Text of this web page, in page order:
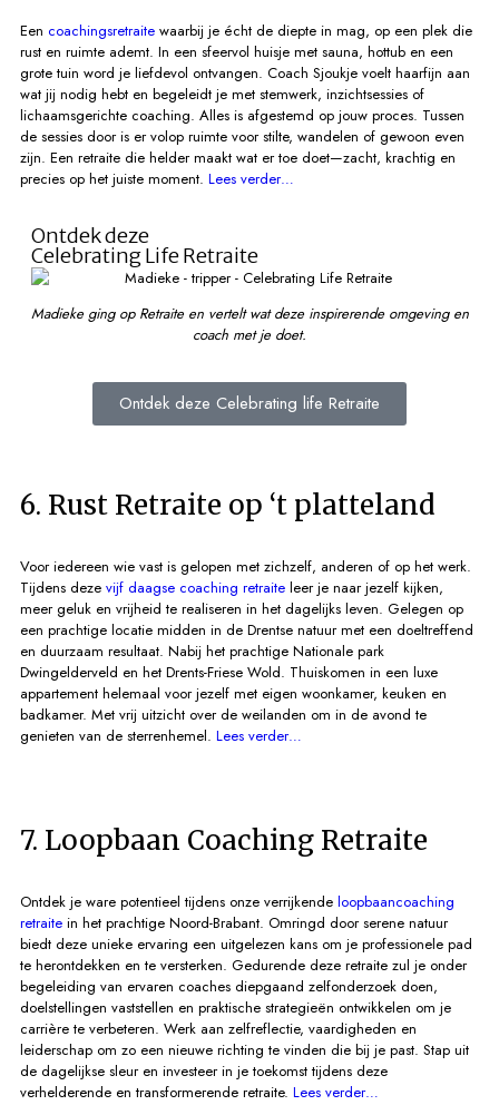
Een coachingsretraite waarbij je écht de diepte in mag, op een plek die
rust en ruimte ademt. In een sfeervol huisje met sauna, hottub en een
grote tuin word je liefdevol ontvangen. Coach Sjoukje voelt haarfijn aan
wat jij nodig hebt en begeleidt je met stemwerk, inzichtsessies of
lichaamsgerichte coaching. Alles is afgestemd op jouw proces. Tussen
de sessies door is er volop ruimte voor stilte, wandelen of gewoon even
zijn. Een retraite die helder maakt wat er toe doet—zacht, krachtig en
precies op het juiste moment. Lees verder…
Ontdek deze
Celebrating Life Retraite
Madieke ging op Retraite en vertelt wat deze inspirerende omgeving en
coach met je doet.
Ontdek deze Celebrating life Retraite
6. Rust Retraite op ‘t platteland
Voor iedereen wie vast is gelopen met zichzelf, anderen of op het werk.
Tijdens deze vijf daagse coaching retraite leer je naar jezelf kijken,
meer geluk en vrijheid te realiseren in het dagelijks leven. Gelegen op
een prachtige locatie midden in de Drentse natuur met een doeltreffend
en duurzaam resultaat. Nabij het prachtige Nationale park
Dwingelderveld en het Drents-Friese Wold. Thuiskomen in een luxe
appartement helemaal voor jezelf met eigen woonkamer, keuken en
badkamer. Met vrij uitzicht over de weilanden om in de avond te
genieten van de sterrenhemel. Lees verder…
7. Loopbaan Coaching Retraite
Ontdek je ware potentieel tijdens onze verrijkende loopbaancoaching
retraite in het prachtige Noord-Brabant. Omringd door serene natuur
biedt deze unieke ervaring een uitgelezen kans om je professionele pad
te herontdekken en te versterken. Gedurende deze retraite zul je onder
begeleiding van ervaren coaches diepgaand zelfonderzoek doen,
doelstellingen vaststellen en praktische strategieën ontwikkelen om je
carrière te verbeteren. Werk aan zelfreflectie, vaardigheden en
leiderschap om zo een nieuwe richting te vinden die bij je past. Stap uit
de dagelijkse sleur en investeer in je toekomst tijdens deze
verhelderende en transformerende retraite. Lees verder…